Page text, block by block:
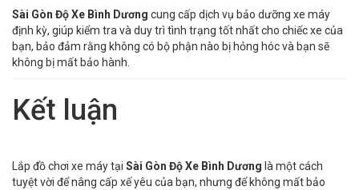
Sài Gòn Độ Xe Bình Dương cung cấp dịch vụ bảo dưỡng xe máy
định kỳ, giúp kiểm tra và duy trì tình trạng tốt nhất cho chiếc xe của
bạn, bảo đảm rằng không có bộ phận nào bị hỏng hóc và bạn sẽ
không bị mất bảo hành.
Kết luận
Lắp đồ chơi xe máy tại Sài Gòn Độ Xe Bình Dương là một cách
tuyệt vời để nâng cấp xế yêu của bạn, nhưng để không mất bảo